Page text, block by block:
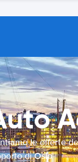
le offerte
di Oslo-